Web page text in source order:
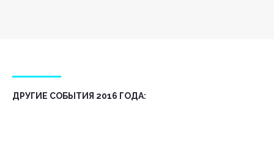
ДРУГИЕ СОБЫТИЯ 2016 ГОДА: